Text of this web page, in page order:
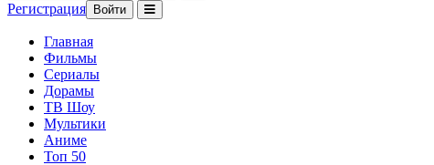
Регистрация Войти
Главная
Фильмы
Сериалы
Дорамы
ТВ Шоу
Мультики
Аниме
Топ 50